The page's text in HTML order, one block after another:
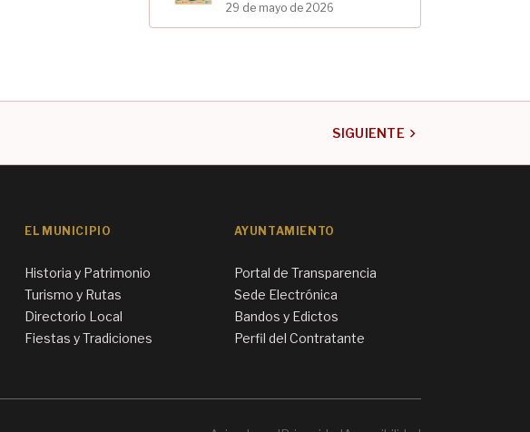
29 de mayo de 2026
SIGUIENTE chevron_right
EL MUNICIPIO
Historia y Patrimonio
Turismo y Rutas
Directorio Local
Fiestas y Tradiciones
AYUNTAMIENTO
Portal de Transparencia
Sede Electrónica
Bandos y Edictos
Perfil del Contratante